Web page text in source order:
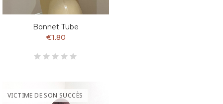
Bonnet Tube
€1.80
VICTIME DE SON SUCCÈS